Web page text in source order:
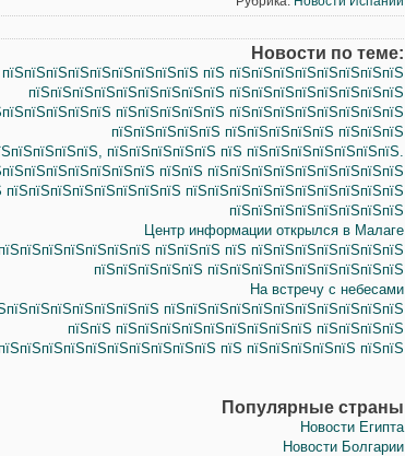
Новости по теме:
пїЅ пїЅпїЅпїЅпїЅпїЅпїЅпїЅпїЅ
пїЅпїЅпїЅпїЅпїЅпїЅпїЅпїЅпїЅ пїЅпїЅпїЅпїЅпїЅпїЅпїЅпїЅ
пїЅпїЅпїЅпїЅпїЅ пїЅпїЅпїЅпїЅпїЅпїЅпїЅпїЅ
пїЅпїЅпїЅпїЅпїЅ пїЅпїЅпїЅпїЅпїЅ пїЅпїЅпїЅ
пїЅпїЅпїЅпїЅпїЅ пїЅ пїЅпїЅпїЅпїЅпїЅпїЅпїЅ.
пїЅпїЅ пїЅпїЅпїЅпїЅпїЅпїЅпїЅпїЅпїЅ
пїЅпїЅпїЅпїЅпїЅпїЅпїЅпїЅпїЅпїЅ
пїЅпїЅпїЅпїЅпїЅпїЅпїЅпїЅ
Центр информации открылся в Малаге
пїЅпїЅпїЅ пїЅ пїЅпїЅпїЅпїЅпїЅпїЅпїЅ
пїЅпїЅпїЅпїЅпїЅ пїЅпїЅпїЅпїЅпїЅпїЅпїЅпїЅпїЅ
На встречу с небесами
пїЅпїЅпїЅпїЅпїЅпїЅпїЅпїЅпїЅпїЅпїЅ
пїЅпїЅ пїЅпїЅпїЅпїЅпїЅпїЅпїЅпїЅпїЅ пїЅпїЅпїЅпїЅ
пїЅ пїЅпїЅпїЅпїЅпїЅ пїЅпїЅ
Популярные страны
Новости Египта
Новости Болгарии